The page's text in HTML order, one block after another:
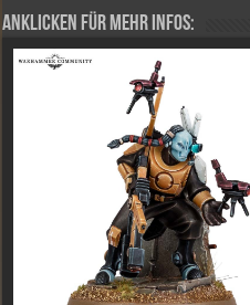
Anklicken für mehr Infos: